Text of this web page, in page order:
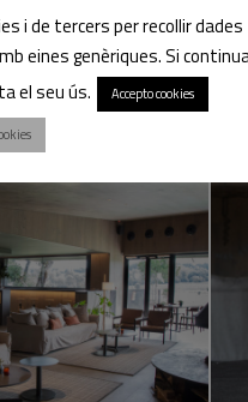
i de tercers per recollir dades
eines genèriques. Si
el seu ús.
Accepto cookies